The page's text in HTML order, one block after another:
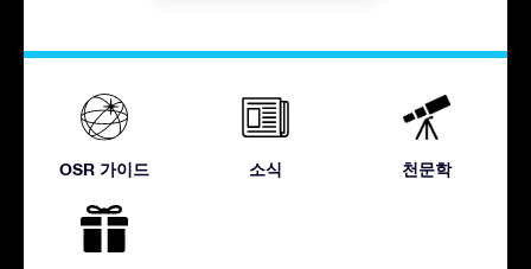
OSR 가이드 소식 천문학